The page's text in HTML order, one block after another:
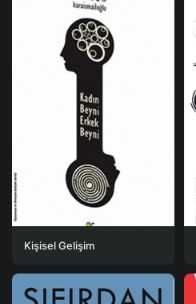
Kişisel Gelişim